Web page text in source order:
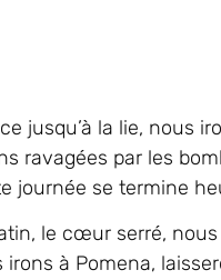
jusqu’à la lie, nous
ravagées par les
journée se termine
le cœur serré, nous
irons à Pomena,